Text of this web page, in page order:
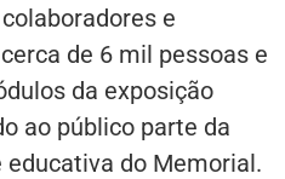
e
de 6 mil pessoas e
da exposição
ao público parte da
do Memorial.